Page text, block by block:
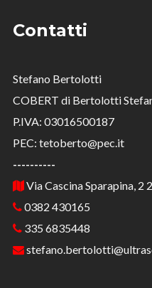
Contatti
Stefano Bertolotti
COBERT di Bertolotti
P.IVA: 03016500187
PEC: tetoberto@pec.it
----------
Via Cascina Sparapina, 2
0382 430165
335 6835448